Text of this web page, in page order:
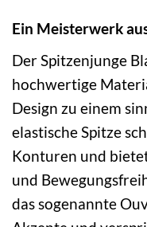
Ein Meisterwerk
Der Spitzenjunge
hochwertige
Design zu einem
elastische Spitze
Konturen und
und
das sogenannte